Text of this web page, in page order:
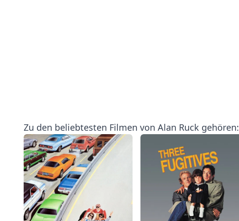
Zu den beliebtesten Filmen von Alan Ruck gehören: